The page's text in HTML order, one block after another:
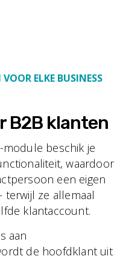
ELKE BUSINESS
B2B klanten
beschik je
waardoor
een eigen
ze allemaal
klantaccount.
aan
de hoofdklant uit